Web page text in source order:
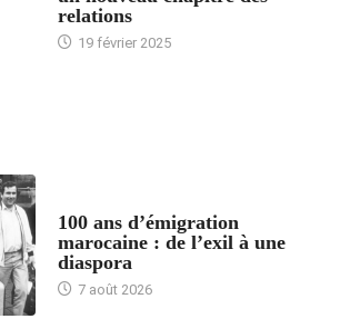
relations
19 février 2025
100 ans d’émigration
marocaine : de l’exil à une
diaspora
7 août 2026